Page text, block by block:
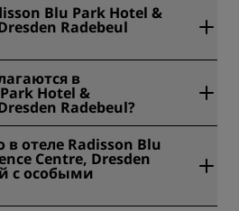
Blu Park Hotel &
Radebeul
в
Hotel &
Radebeul?
Radebeul: Фитнес-центр,
для мероприятий,
для гостей с
Аренда велосипедов,
отеле Radisson Blu
Centre, Dresden
с особыми